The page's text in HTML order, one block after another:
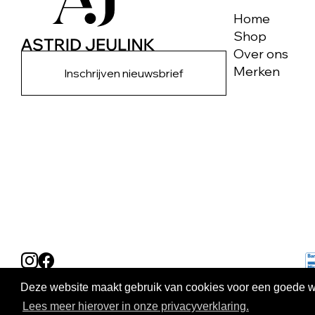
Deze website maakt gebruik van cookies voor een goede
Lees meer hierover in onze privacyverklaring.
Inschrijven nieuwsbrief
Home
Shop
Over ons
Merken